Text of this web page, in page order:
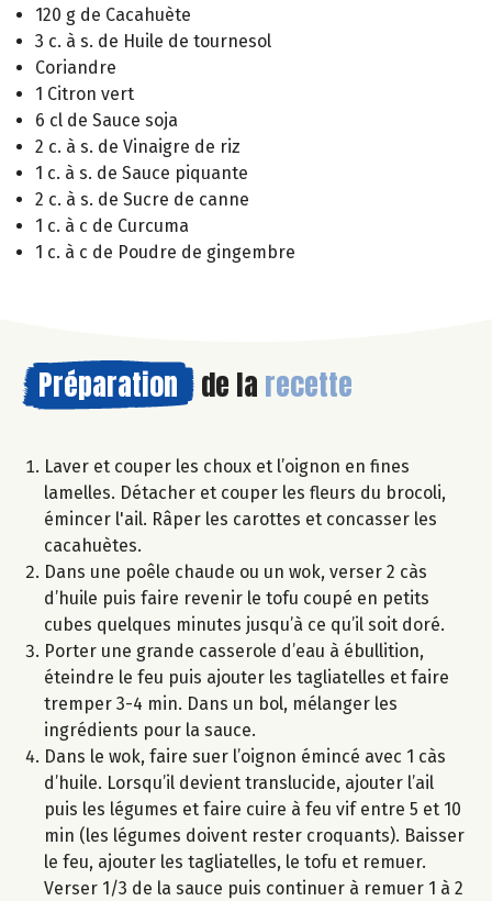
120 g de Cacahuète
3 c. à s. de Huile de tournesol
Coriandre
1 Citron vert
6 cl de Sauce soja
2 c. à s. de Vinaigre de riz
1 c. à s. de Sauce piquante
2 c. à s. de Sucre de canne
1 c. à c de Curcuma
1 c. à c de Poudre de gingembre
Préparation de la recette
Laver et couper les choux et l’oignon en fines
lamelles. Détacher et couper les fleurs du brocoli,
émincer l'ail. Râper les carottes et concasser les
cacahuètes.
Dans une poêle chaude ou un wok, verser 2 càs
d’huile puis faire revenir le tofu coupé en petits
cubes quelques minutes jusqu’à ce qu’il soit doré.
Porter une grande casserole d’eau à ébullition,
éteindre le feu puis ajouter les tagliatelles et faire
tremper 3-4 min. Dans un bol, mélanger les
ingrédients pour la sauce.
Dans le wok, faire suer l’oignon émincé avec 1 càs
d’huile. Lorsqu’il devient translucide, ajouter l’ail
puis les légumes et faire cuire à feu vif entre 5 et 10
min (les légumes doivent rester croquants). Baisser
le feu, ajouter les tagliatelles, le tofu et remuer.
Verser 1/3 de la sauce puis continuer à remuer 1 à 2